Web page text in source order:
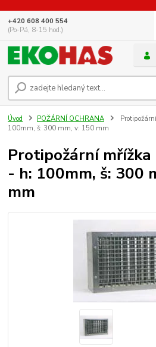
+420 608 400 554
(Po-Pá, 8-15 hod.)
Úvod POŽÁRNÍ OCHRANA
100mm, š: 300 mm, v: 150 mm
Protipožární
- h: 100mm, š: 300
mm